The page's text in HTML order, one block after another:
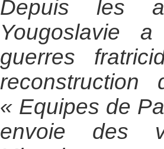
Depuis les
Yougoslavie
guerres
reconstruction
« Equipes de
envoie des